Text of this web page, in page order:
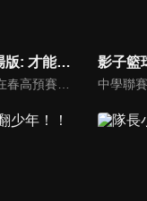
排球少年!! 劇場版: 才能與感覺 影子籃